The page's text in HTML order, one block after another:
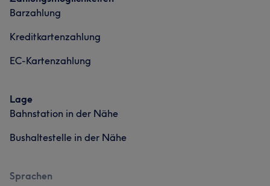
Barzahlung
Kreditkartenzahlung
EC-Kartenzahlung
Lage
Bahnstation in der Nähe
Bushaltestelle in der Nähe
Sprachen